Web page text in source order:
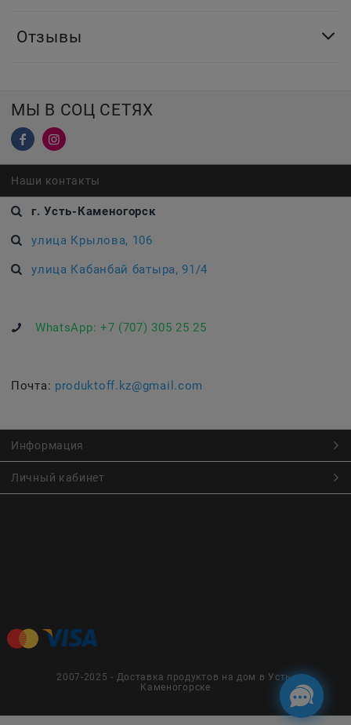
Отзывы
МЫ В СОЦ СЕТЯХ
Наши контакты
г. Усть-Каменогорск
улица Крылова, 106
улица Кабанбай батыра, 91/4
WhatsApp: +7 (707) 305 25 25
Почта: produktoff.kz@gmail.com
Информация
Личный кабинет
2007-2025 - Доставка продуктов на дом в Усть-
Каменогорске